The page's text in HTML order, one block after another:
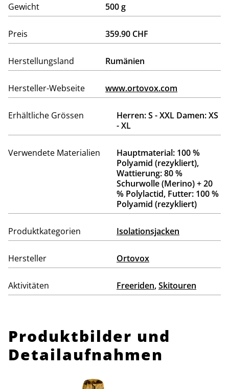
Gewicht 500 g
Preis 359.90 CHF
Herstellungsland Rumänien
Hersteller-Webseite www.ortovox.com
Erhältliche Grössen
Herren: S - XXL Damen: XS
- XL
Verwendete Materialien
Hauptmaterial: 100 %
Polyamid (rezykliert),
Wattierung: 80 %
Schurwolle (Merino) + 20
% Polylactid, Futter: 100 %
Polyamid (rezykliert)
Produktkategorien Isolationsjacken
Hersteller Ortovox
Aktivitäten Freeriden,Skitouren
Produktbilder und
Detailaufnahmen